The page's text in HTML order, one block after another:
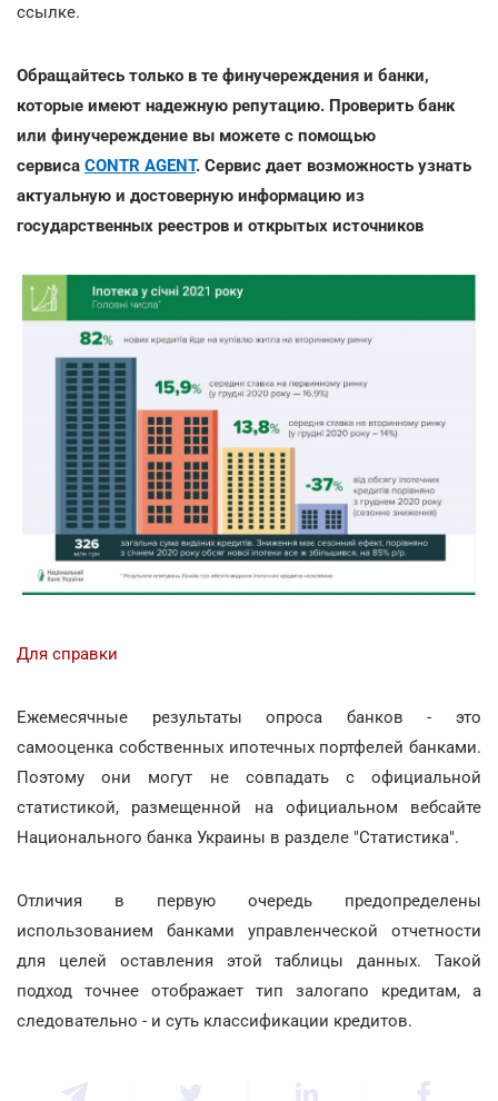
ссылке.
Обращайтесь только в те финучереждения и банки,
которые имеют надежную репутацию. Проверить банк
или финучереждение вы можете с помощью
сервиса CONTR AGENT. Сервис дает возможность узнать
актуальную и достоверную информацию из
государственных реестров и открытых источников
Для справки
Ежемесячные результаты опроса банков - это
самооценка собственных ипотечных портфелей банками.
Поэтому они могут не совпадать с официальной
статистикой, размещенной на официальном вебсайте
Национального банка Украины в разделе "Статистика".
Отличия в первую очередь предопределены
использованием банками управленческой отчетности
для целей оставления этой таблицы данных. Такой
подход точнее отображает тип залогапо кредитам, а
следовательно - и суть классификации кредитов.